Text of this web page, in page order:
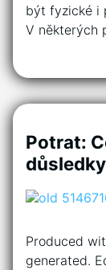
být fyzické i
V některých
Potrat:
Produced
generated.